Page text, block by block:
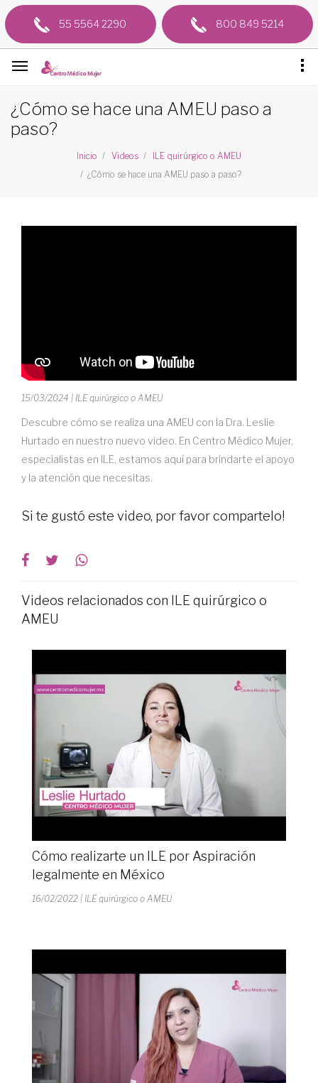
55 5564 2290 800 849 5214
¿Cómo se hace una AMEU paso a
paso?
Inicio Videos
ILE quirúrgico o AMEU
¿Cómo se hace una AMEU paso a paso?
15/03/2024 | ILE quirúrgico o AMEU
Descubre cómo se realiza una AMEU con la Dra. Leslie
Hurtado en nuestro nuevo video. En Centro Médico Mujer,
especialistas en ILE, estamos aquí para brindarte el apoyo
y la atención que necesitas.
Si te gustó este video, por favor compartelo!
Videos relacionados con ILE quirúrgico o
AMEU
Cómo realizarte un ILE por Aspiración
legalmente en México
16/02/2022 | ILE quirúrgico o AMEU